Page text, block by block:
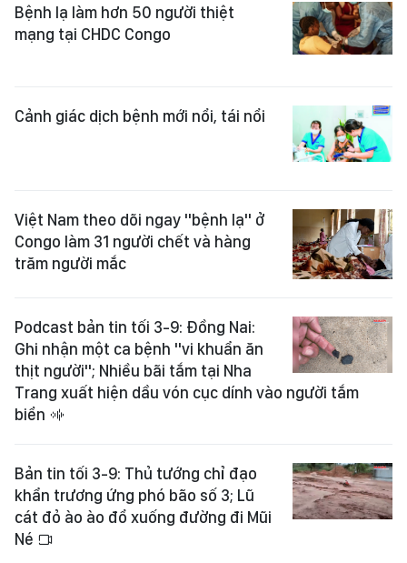
Bệnh lạ làm hơn 50 người thiệt
mạng tại CHDC Congo
Cảnh giác dịch bệnh mới nổi, tái nổi
Việt Nam theo dõi ngay "bệnh lạ" ở
Congo làm 31 người chết và hàng
trăm người mắc
Podcast bản tin tối 3-9: Đồng Nai:
Ghi nhận một ca bệnh "vi khuẩn ăn
thịt người"; Nhiều bãi tắm tại Nha
Trang xuất hiện dầu vón cục dính vào người tắm
biển
Bản tin tối 3-9: Thủ tướng chỉ đạo
khẩn trương ứng phó bão số 3; Lũ
cát đỏ ào ào đổ xuống đường đi Mũi
Né